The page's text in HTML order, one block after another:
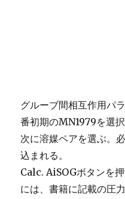
グルーブ間相互作用パ
番初期のMN1979を選択
次に溶媒ペアを選ぶ。
込まれる。
Calc. AiSOGボタンを
には、書籍に記載の圧